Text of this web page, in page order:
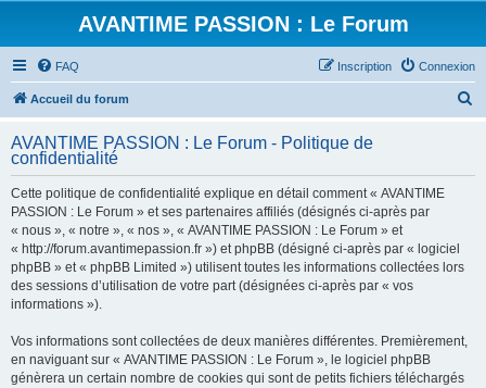
AVANTIME PASSION : Le Forum
FAQ Connexion
Inscription
Accueil du forum
h
AVANTIME PASSION : Le Forum - Politique de
confidentialité
Cette politique de confidentialité explique en détail comment « AVANTIME
PASSION : Le Forum » et ses partenaires affiliés (désignés ci-après par
« nous », « notre », « nos », « AVANTIME PASSION : Le Forum » et
« http://forum.avantimepassion.fr ») et phpBB (désigné ci-après par « logiciel
phpBB » et « phpBB Limited ») utilisent toutes les informations collectées lors
des sessions d’utilisation de votre part (désignées ci-après par « vos
informations »).
Vos informations sont collectées de deux manières différentes. Premièrement,
en naviguant sur « AVANTIME PASSION : Le Forum », le logiciel phpBB
génèrera un certain nombre de cookies qui sont de petits fichiers téléchargés